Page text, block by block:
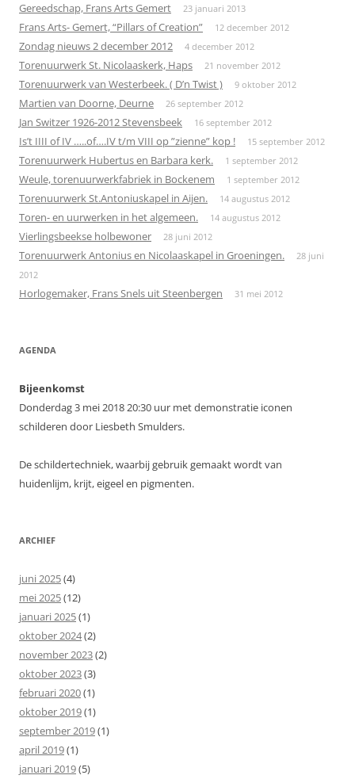
Gereedschap, Frans Arts Gemert 23 januari 2013
Frans Arts- Gemert, “Pillars of Creation” 12 december 2012
Zondag nieuws 2 december 2012 4 december 2012
Torenuurwerk St. Nicolaaskerk, Haps 21 november 2012
Torenuurwerk van Westerbeek. ( D’n Twist ) 9 oktober 2012
Martien van Doorne, Deurne 26 september 2012
Jan Switzer 1926-2012 Stevensbeek 16 september 2012
Is’t IIII of IV …..of….IV t/m VIII op ”zienne” kop ! 15 september 2012
Torenuurwerk Hubertus en Barbara kerk. 1 september 2012
Weule, torenuurwerkfabriek in Bockenem 1 september 2012
Torenuurwerk St.Antoniuskapel in Aijen. 14 augustus 2012
Toren- en uurwerken in het algemeen. 14 augustus 2012
Vierlingsbeekse holbewoner 28 juni 2012
Torenuurwerk Antonius en Nicolaaskapel in Groeningen.
28 juni
2012
Horlogemaker, Frans Snels uit Steenbergen 31 mei 2012
AGENDA
Bijeenkomst
Donderdag 3 mei 2018 20:30 uur met demonstratie iconen
schilderen door Liesbeth Smulders.
De schildertechniek, waarbij gebruik gemaakt wordt van
huidenlijm, krijt, eigeel en pigmenten.
ARCHIEF
juni 2025(4)
mei 2025(12)
januari 2025(1)
oktober 2024(2)
november 2023(2)
oktober 2023(3)
februari 2020(1)
oktober 2019(1)
september 2019(1)
april 2019(1)
januari 2019(5)